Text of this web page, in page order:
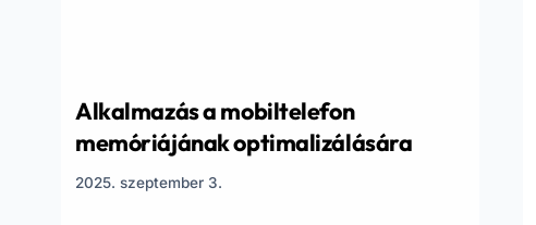
Alkalmazás a mobiltelefon
memóriájának optimalizálására
2025. szeptember 3.